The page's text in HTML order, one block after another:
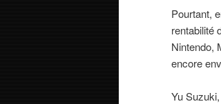
Pourtant,
rentabilité
Nintendo,
encore
Yu